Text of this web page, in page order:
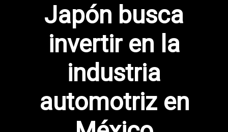
Japón busca
invertir en la
industria
automotriz en